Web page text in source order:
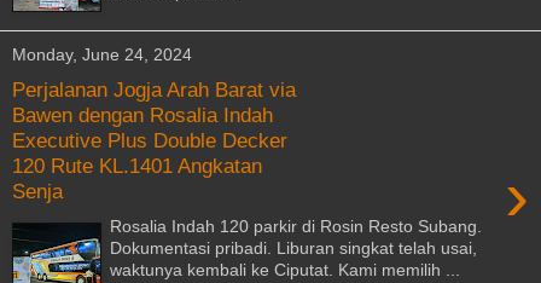
Monday, June 24, 2024
Perjalanan Jogja Arah Barat via
Bawen dengan Rosalia Indah
Executive Plus Double Decker
120 Rute KL.1401 Angkatan
Senja
›
Rosalia Indah 120 parkir di Rosin Resto Subang.
Dokumentasi pribadi. Liburan singkat telah usai,
waktunya kembali ke Ciputat. Kami memilih ...